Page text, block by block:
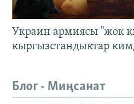
Украин армиясы "жок
кыргызстандыктар
Блог - Миңсанат